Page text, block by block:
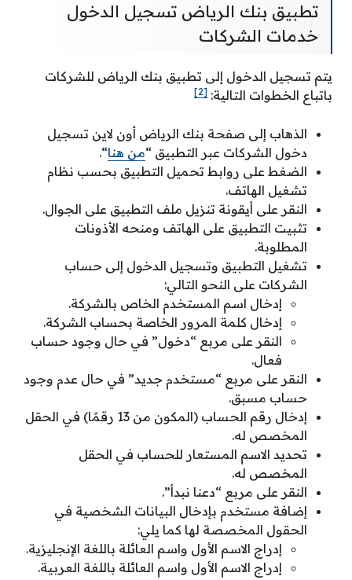
تطبيق بنك الرياض تسجيل الدخول
خدمات الشركات
يتم تسجيل الدخول إلى تطبيق بنك الرياض للشركات
باتباع الخطوات التالية: [2]
الذهاب إلى صفحة بنك الرياض أون لاين تسجيل
دخول الشركات عبر التطبيق “من هنا“.
الضغط على روابط تحميل التطبيق بحسب نظام
تشغيل الهاتف.
النقر على أيقونة تنزيل ملف التطبيق على الجوال.
تثبيت التطبيق على الهاتف ومنحه الأذونات
المطلوبة.
تشغيل التطبيق وتسجيل الدخول إلى حساب
الشركات على النحو التالي:
إدخال اسم المستخدم الخاص بالشركة.
إدخال كلمة المرور الخاصة بحساب الشركة.
النقر على مربع “دخول” في حال وجود حساب
فعال.
النقر على مربع “مستخدم جديد” في حال عدم وجود
حساب مسبق.
إدخال رقم الحساب (المكون من 13 رقمًا) في الحقل
المخصص له.
تحديد الاسم المستعار للحساب في الحقل
المخصص له.
النقر على مربع “دعنا نبدأ”.
إضافة مستخدم بإدخال البيانات الشخصية في
الحقول المخصصة لها كما يلي:
إدراج الاسم الأول واسم العائلة باللغة الإنجليزية.
إدراج الاسم الأول واسم العائلة باللغة العربية.